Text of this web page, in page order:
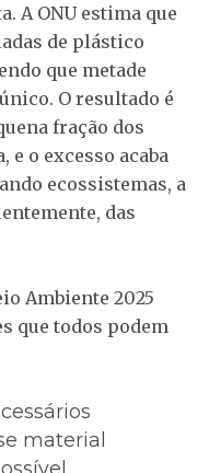
A ONU estima que
de plástico
que metade
O resultado é
fração dos
o excesso acaba
ecossistemas, a
das
Ambiente 2025
que todos podem
material